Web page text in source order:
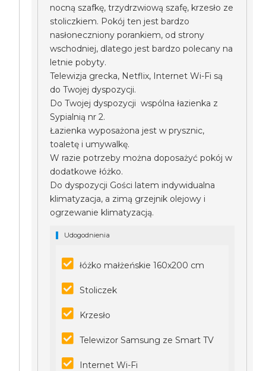
nocną szafkę, trzydrzwiową szafę, krzesło ze
stoliczkiem. Pokój ten jest bardzo
nasłoneczniony porankiem, od strony
wschodniej, dlatego jest bardzo polecany na
letnie pobyty.
Telewizja grecka, Netflix, Internet Wi-Fi są
do Twojej dyspozycji.
Do Twojej dyspozycji wspólna łazienka z
Sypialnią nr 2.
Łazienka wyposażona jest w prysznic,
toaletę i umywalkę.
W razie potrzeby można doposażyć pokój w
dodatkowe łóżko.
Do dyspozycji Gości latem indywidualna
klimatyzacja, a zimą grzejnik olejowy i
ogrzewanie klimatyzacją.
Udogodnienia
łóżko małżeńskie 160x200 cm
Stoliczek
Krzesło
Telewizor Samsung ze Smart TV
Internet Wi-Fi